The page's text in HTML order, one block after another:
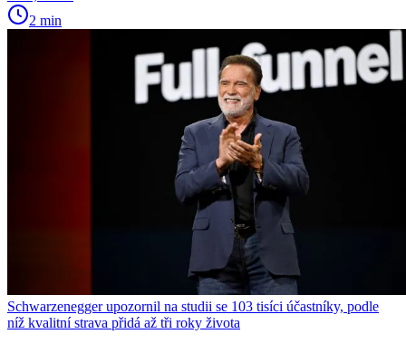
2 min
Schwarzenegger upozornil na studii se 103 tisíci účastníky, podle
níž kvalitní strava přidá až tři roky života